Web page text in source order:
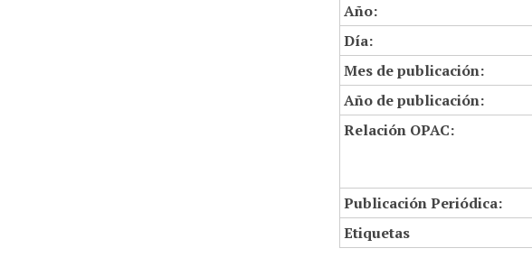
Año:
Día:
Mes de publicación:
Año de publicación:
Relación OPAC:
Publicación Periódica:
Etiquetas